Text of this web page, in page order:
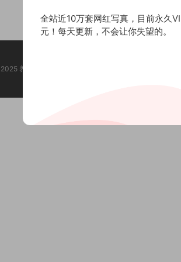
养眼集 版权声明:本站所有资源均收集于网络，版权
全站近10万套网红写真，目前永久
元！每天更新，不会让你失望的。